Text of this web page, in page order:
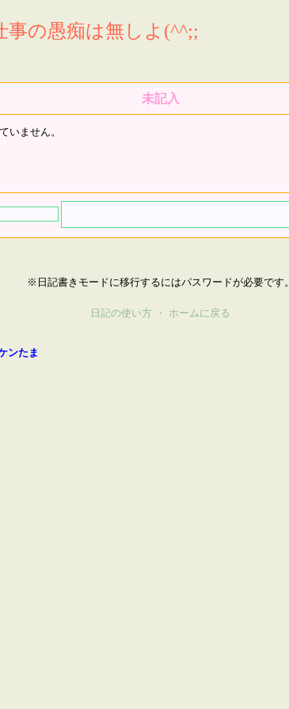
事の愚痴は無しよ(^^;;
未記入
いません。
※日記書きモードに移行するにはパスワードが必要です。
日記の使い方 ・ ホームに戻る
ンたま